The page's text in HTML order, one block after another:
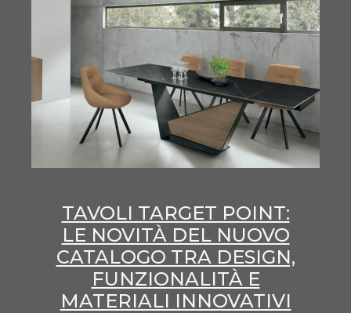
TAVOLI TARGET POINT:
LE NOVITÀ DEL NUOVO
CATALOGO TRA DESIGN,
FUNZIONALITÀ E
MATERIALI INNOVATIVI